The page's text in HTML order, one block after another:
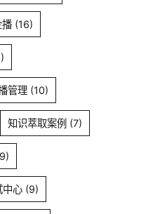
播 (16)
管理 (10)
知识萃取案例 (7)
中心 (9)